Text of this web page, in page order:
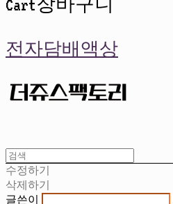
Cart장바구니
전자담배액상
수정하기
삭제하기
글쓴이